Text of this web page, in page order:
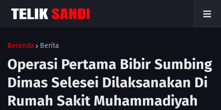
Beranda Berita
Operasi Pertama Bibir Sumbing
Dimas Selesei Dilaksanakan Di
Rumah Sakit Muhammadiyah